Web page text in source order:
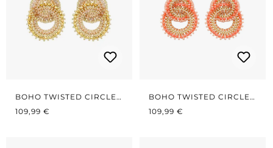
BOHO TWISTED CIRCLES
GOLD
REGULÄRER PREIS:
109,99 €
BOHO TWISTED CIRCLES
KORALLE
REGULÄRER PREIS:
109,99 €